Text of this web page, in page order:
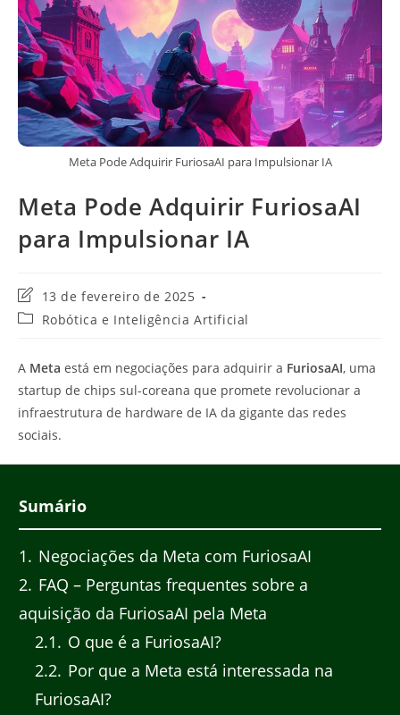
Meta Pode Adquirir FuriosaAI para Impulsionar IA
Meta Pode Adquirir FuriosaAI
para Impulsionar IA
Última
modificação
13 de fevereiro de 2025
Categoria
Robótica e Inteligência Artificial
A Meta está em negociações para adquirir a FuriosaAI, uma
startup de chips sul-coreana que promete revolucionar a
infraestrutura de hardware de IA da gigante das redes
sociais.
Sumário
1
Negociações da Meta com FuriosaAI
2 FAQ – Perguntas frequentes sobre a
aquisição da FuriosaAI pela Meta
2.1
O que é a FuriosaAI?
2.2 Por que a Meta está interessada na
FuriosaAI?